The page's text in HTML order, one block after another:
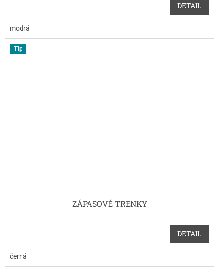
DETAIL
modrá
Tip
ZÁPASOVÉ TRENKY
DETAIL
černá